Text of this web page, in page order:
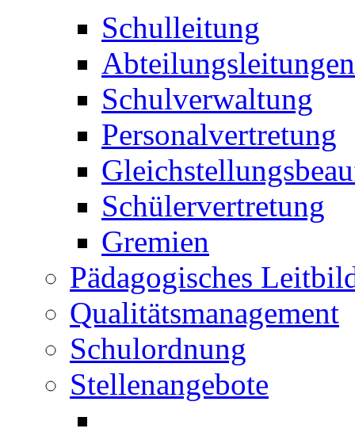
Schulleitung
Abteilungsleitungen
Schulverwaltung
Personalvertretung
Schülervertretung
Gremien
Pädagogisches
Qualitätsmanagement
Schulordnung
Stellenangebote